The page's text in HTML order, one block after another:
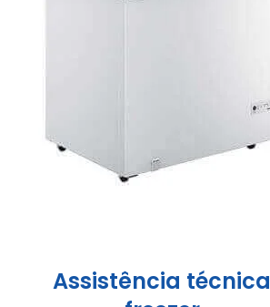
Assistência técnica